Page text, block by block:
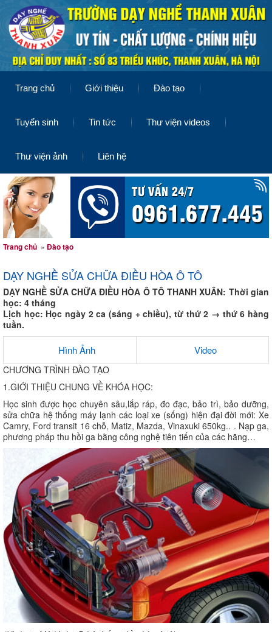
Trang chủ Giới thiệu Đào tạo
Tuyển sinh Tin tức Thư viện videos
Thư viện ảnh Liên hệ
Trang chủ » Đào tạo
DẠY NGHỀ SỬA CHỮA ĐIỀU HÒA Ô TÔ
DẠY NGHỀ SỬA CHỮA ĐIỀU HÒA Ô TÔ THANH XUÂN: Thời gian
học: 4 tháng
Lịch học: Học ngày 2 ca (sáng + chiều), từ thứ 2 → thứ 6 hàng
tuần.
Hình Ảnh Video
CHƯƠNG TRÌNH ĐÀO TẠO
1.GIỚI THIỆU CHUNG VỀ KHÓA HỌC:
Học sinh được học chuyên sâu,lắp ráp, đo đạc, bảo trì, bảo dưỡng,
sửa chữa hệ thống máy lạnh các loại xe (sống) hiện đại đời mới: Xe
Camry, Ford transit 16 chỗ, Matiz, Mazda, Vinaxuki 650kg.. . Nạp ga,
phương pháp thu hồi ga bằng công nghệ tiên tiến của các hãng…